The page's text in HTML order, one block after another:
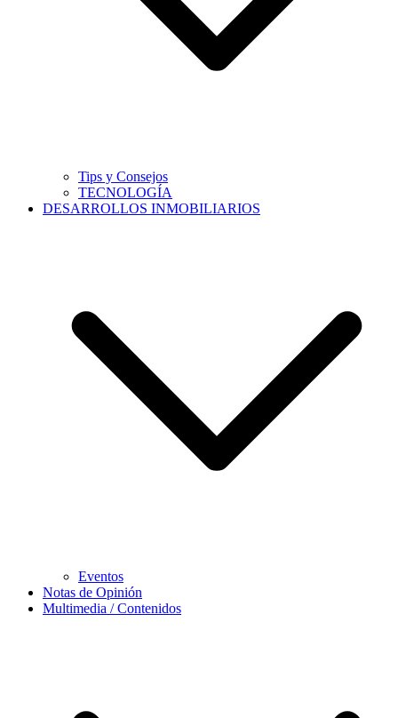
Tips y Consejos
TECNOLOGÍA
DESARROLLOS INMOBILIARIOS
Eventos
Notas de Opinión
Multimedia / Contenidos